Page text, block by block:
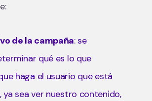
de la campaña: se
qué es lo que
haga el usuario que está
ya sea ver nuestro contenido,